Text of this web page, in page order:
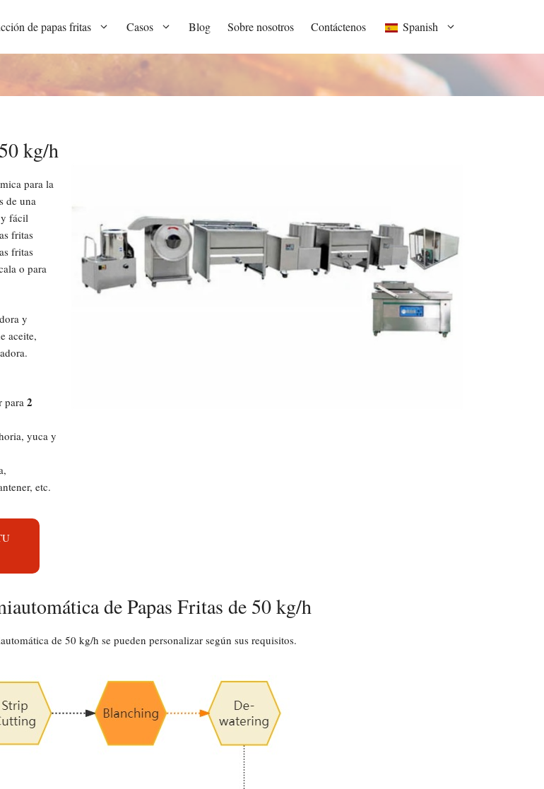
de papas fritas Casos Blog Sobre nosotros Contáctenos Spanish
kg/h
para la
de una
fácil
fritas
fritas
o para
y
aceite,
para 2
yuca y
etc.
de Papas Fritas de 50 kg/h
de 50 kg/h se pueden personalizar según sus requisitos.